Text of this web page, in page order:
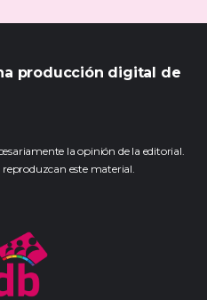
producción digital de
la opinión de la editorial.
este material.